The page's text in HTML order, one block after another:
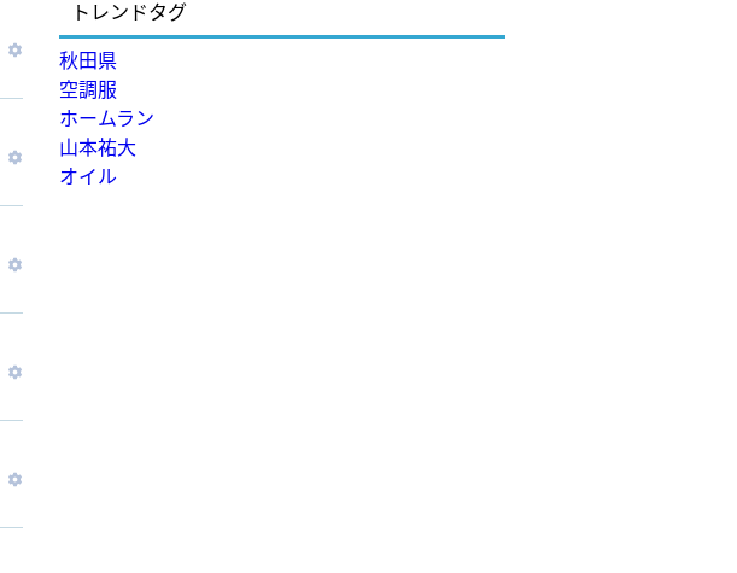
トレンドタグ
秋田県
空調服
ホームラン
山本祐大
オイル